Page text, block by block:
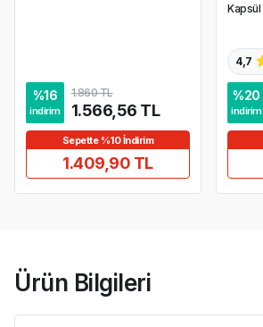
%16
indirim
1.860 TL
1.566,56 TL
Sepette %10 İndirim
1.409,90 TL
Kapsül
4,7
%20
indirim
Ürün Bilgileri